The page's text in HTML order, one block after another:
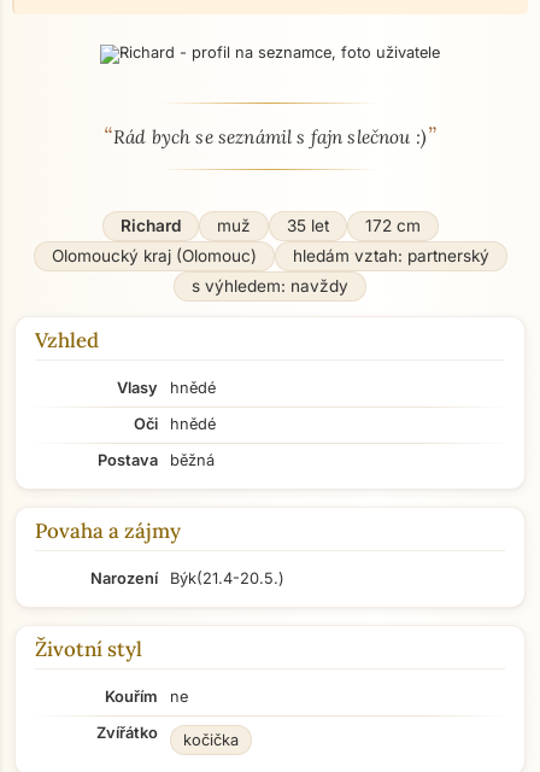
O mně - seznamka profil
“Rád bych se seznámil s fajn slečnou :)”
Richard muž 35 let
172 cm
Olomoucký kraj (Olomouc)
hledám vztah: partnerský
s výhledem: navždy
Vzhled
Vlasy
hnědé
Oči
hnědé
Postava
běžná
Povaha a zájmy
Narození Býk(21.4-20.5.)
Životní styl
Kouřím
ne
Zvířátko
kočička